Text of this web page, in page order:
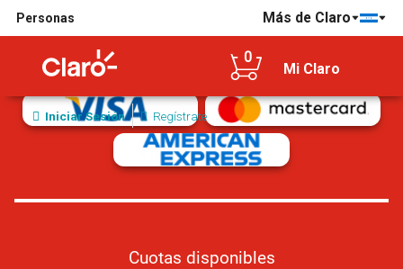
Personas Más de Claro
0
Mi Claro
Iniciar Sesión Regístrate
Tarjetas de crédito/débito aceptadas
Cuotas disponibles